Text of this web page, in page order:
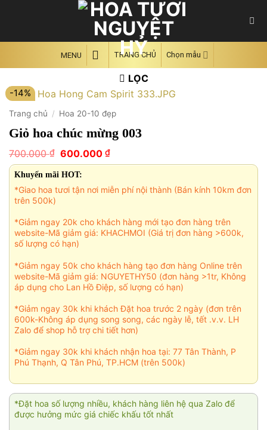
MENU TRANG CHỦ Chọn mẫu
LỌC
-14%
Trang chủ / Hoa 20-10 đẹp
Giỏ hoa chúc mừng 003
700.000₫ Giá
gốc
là:
700.000 ₫.
600.000 ₫Giá
hiện
600.000 ₫.
Khuyến mãi HOT:
*Giao hoa tươi tận nơi miễn phí nội thành (Bán kính 10km đơn
trên 500k)
*Giảm ngay 20k cho khách hàng mới tạo đơn hàng trên
website-Mã giảm giá: KHACHMOI (Giá trị đơn hàng >600k,
số lượng có hạn)
*Giảm ngay 50k cho khách hàng tạo đơn hàng Online trên
website-Mã giảm giá: NGUYETHY50 (đơn hàng >1tr, Không
áp dụng cho Lan Hồ Điệp, số lượng có hạn)
*Giảm ngay 30k khi khách Đặt hoa trước 2 ngày (đơn trên
600k-Không áp dụng song song, các ngày lễ, tết .v.v. LH
Zalo để shop hỗ trợ chi tiết hơn)
*Giảm ngay 30k khi khách nhận hoa tại: 77 Tân Thành, P
Phú Thạnh, Q Tân Phú, TP.HCM (trên 500k)
*Đặt hoa số lượng nhiều, khách hàng liên hệ qua Zalo để
được hưởng mức giá chiếc khấu tốt nhất